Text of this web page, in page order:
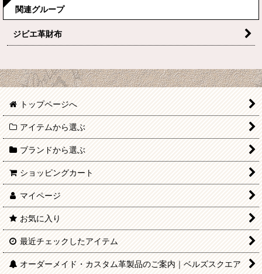
関連グループ
ジビエ革財布
トップページへ
アイテムから選ぶ
ブランドから選ぶ
ショッピングカート
マイページ
お気に入り
最近チェックしたアイテム
オーダーメイド・カスタム革製品のご案内｜ベルズスクエア